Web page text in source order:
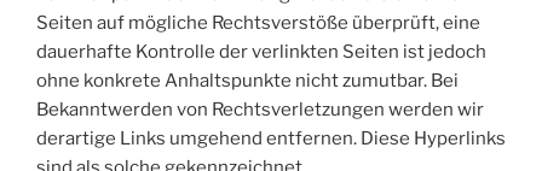
Seiten auf mögliche Rechtsverstöße überprüft, eine
dauerhafte Kontrolle der verlinkten Seiten ist jedoch
ohne konkrete Anhaltspunkte nicht zumutbar. Bei
Bekanntwerden von Rechtsverletzungen werden wir
derartige Links umgehend entfernen. Diese Hyperlinks